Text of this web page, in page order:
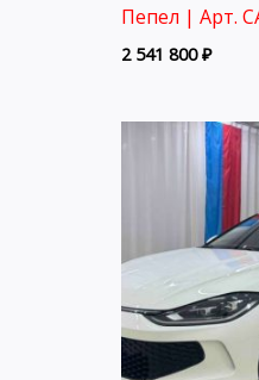
Пепел | Арт.
2 541 800₽